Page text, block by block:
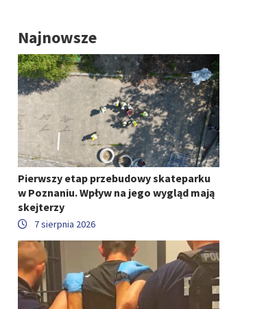
Najnowsze
Pierwszy etap przebudowy skateparku
w Poznaniu. Wpływ na jego wygląd mają
skejterzy
7 sierpnia 2026